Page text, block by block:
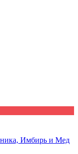
Имбирь и Мед